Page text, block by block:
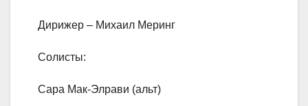
Дирижер – Михаил Меринг
Солисты:
Сара Мак-Элрави (альт)